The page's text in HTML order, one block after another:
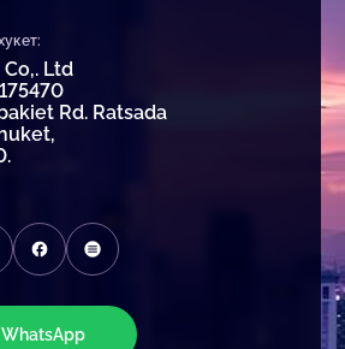
Ltd
Rd. Ratsada
WhatsApp